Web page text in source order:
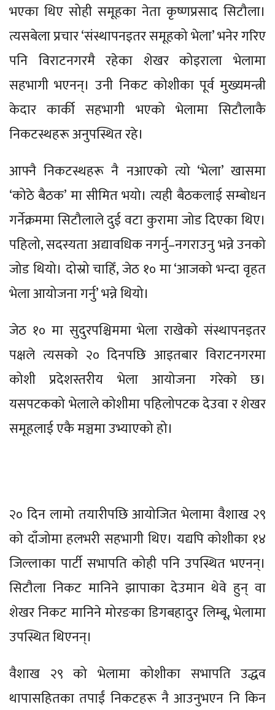
भएका थिए सोही समूहका नेता कृष्णप्रसाद सिटौला।
त्यसबेला प्रचार ‘संस्थापनइतर समूहको भेला’ भनेर गरिए
पनि विराटनगरमै रहेका शेखर कोइराला भेलामा
सहभागी भएनन्। उनी निकट कोशीका पूर्व मुख्यमन्त्री
केदार कार्की सहभागी भएको भेलामा सिटौलाकै
निकटस्थहरू अनुपस्थित रहे।
आफ्नै निकटस्थहरू नै नआएको त्यो ‘भेला’ खासमा
‘कोठे बैठक’ मा सीमित भयो। त्यही बैठकलाई सम्बोधन
गर्नेक्रममा सिटौलाले दुई वटा कुरामा जोड दिएका थिए।
पहिलो, सदस्यता अद्यावधिक नगर्नु–नगराउनु भन्ने उनको
जोड थियो। दोस्रो चाहिँ, जेठ १० मा ‘आजको भन्दा वृहत
भेला आयोजना गर्नु’ भन्ने थियो।
जेठ १० मा सुदुरपश्चिममा भेला राखेको संस्थापनइतर
पक्षले त्यसको २० दिनपछि आइतबार विराटनगरमा
कोशी प्रदेशस्तरीय भेला आयोजना गरेको छ।
यसपटकको भेलाले कोशीमा पहिलोपटक देउवा र शेखर
समूहलाई एकै मञ्चमा उभ्याएको हो।
२० दिन लामो तयारीपछि आयोजित भेलामा वैशाख २९
को दाँजोमा हलभरी सहभागी थिए। यद्यपि कोशीका १४
जिल्लाका पार्टी सभापति कोही पनि उपस्थित भएनन्।
सिटौला निकट मानिने झापाका देउमान थेवे हुन् वा
शेखर निकट मानिने मोरङका डिगबहादुर लिम्बू, भेलामा
उपस्थित थिएनन्।
वैशाख २९ को भेलामा कोशीका सभापति उद्धव
थापासहितका तपाईं निकटहरू नै आउनुभएन नि किन